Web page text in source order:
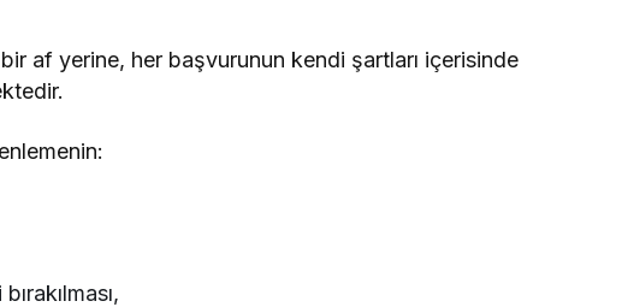
af yerine, her başvurunun kendi şartları içerisinde